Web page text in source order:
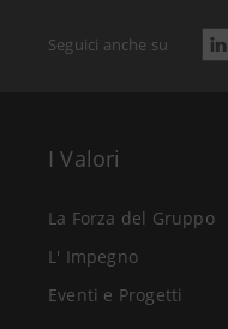
Seguici anche su
I Valori
La Forza del Gruppo
L' Impegno
Eventi e Progetti